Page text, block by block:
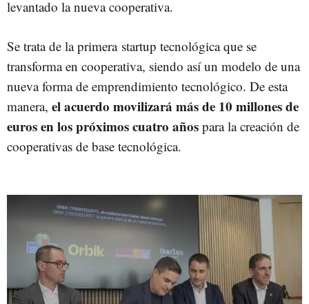
levantado la nueva cooperativa.
Se trata de la primera startup tecnológica que se
transforma en cooperativa, siendo así un modelo de una
nueva forma de emprendimiento tecnológico. De esta
manera, el acuerdo movilizará más de 10 millones de
euros en los próximos cuatro años para la creación de
cooperativas de base tecnológica.